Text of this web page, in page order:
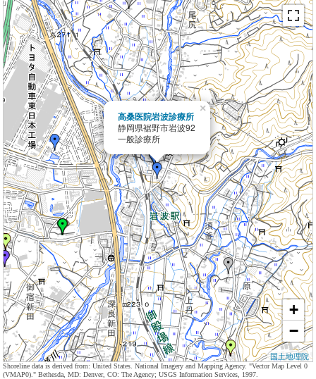
高桑医院岩波診療所
静岡県裾野市岩波92
一般診療所
×
+
−
国土地理院
Shoreline data is derived from: United States. National Imagery and Mapping Agency. "Vector Map Level 0
(VMAP0)." Bethesda, MD: Denver, CO: The Agency; USGS Information Services, 1997.